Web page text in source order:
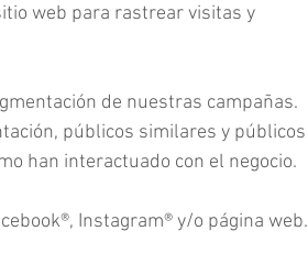
web para rastrear visitas y
de nuestras campañas.
públicos similares y públicos
han interactuado con el negocio.
Instagram® y/o página web.